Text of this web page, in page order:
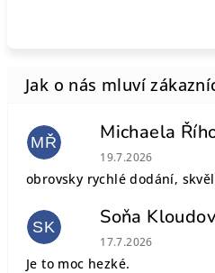
MŘ Michaela
Hodnocení
19.7.2026
obrovsky rychlé dodání,
SK Soňa
Hodnocení
17.7.2026
Je to moc hezké.